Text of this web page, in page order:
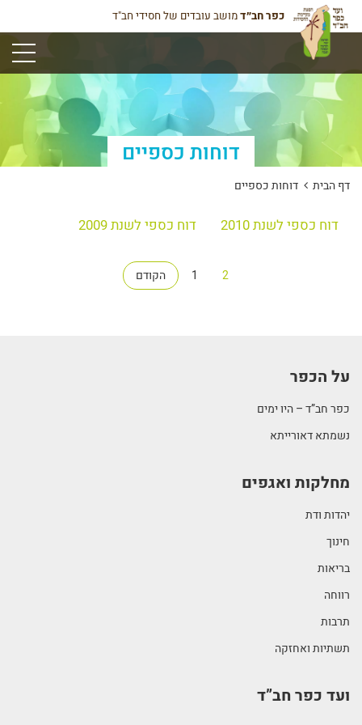
כפר חב״דמושב עובדים של חסידי חב"ד
תפריט
דוחות כספיים
דף הבית דוחות כספיים
דוח כספי לשנת 2010 דוח כספי לשנת 2009
הקודם דף1 דף
2
על הכפר
כפר חב”ד – היו ימים
נשמתא דאורייתא
מחלקות ואגפים
יהדות ודת
חינוך
בריאות
רווחה
תרבות
תשתיות ואחזקה
ועד כפר חב”ד